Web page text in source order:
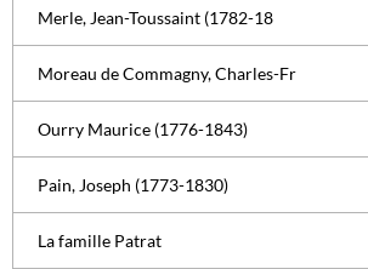
Merle, Jean-Toussaint (1782-18
Moreau de Commagny, Charles-Fr
Ourry Maurice (1776-1843)
Pain, Joseph (1773-1830)
La famille Patrat